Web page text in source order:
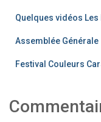
Quelques vidéos Les
Assemblée Générale
Festival Couleurs